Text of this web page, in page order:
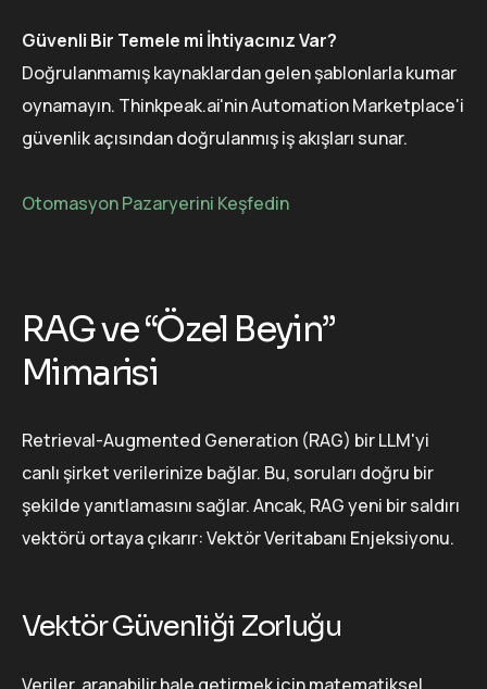
Güvenli Bir Temele mi İhtiyacınız Var?
Doğrulanmamış kaynaklardan gelen şablonlarla kumar
oynamayın. Thinkpeak.ai'nin Automation Marketplace'i
güvenlik açısından doğrulanmış iş akışları sunar.
Otomasyon Pazaryerini Keşfedin
RAG ve “Özel Beyin”
Mimarisi
Retrieval-Augmented Generation (RAG) bir LLM'yi
canlı şirket verilerinize bağlar. Bu, soruları doğru bir
şekilde yanıtlamasını sağlar. Ancak, RAG yeni bir saldırı
vektörü ortaya çıkarır: Vektör Veritabanı Enjeksiyonu.
Vektör Güvenliği Zorluğu